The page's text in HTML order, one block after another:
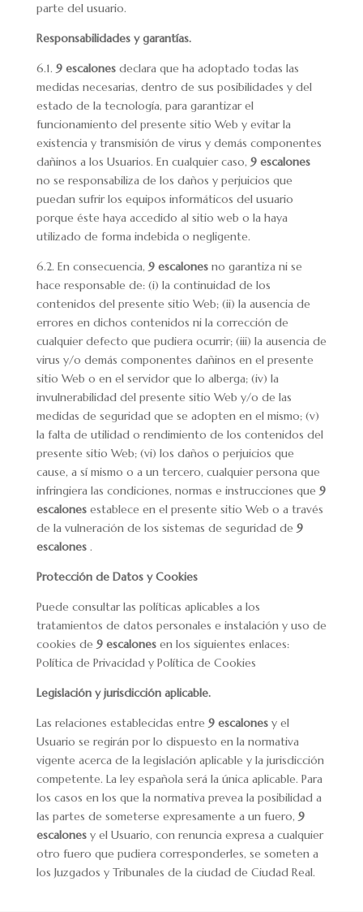
parte del usuario.
Responsabilidades y garantías.
6.1. 9 escalones declara que ha adoptado todas las
medidas necesarias, dentro de sus posibilidades y del
estado de la tecnología, para garantizar el
funcionamiento del presente sitio Web y evitar la
existencia y transmisión de virus y demás componentes
dañinos a los Usuarios. En cualquier caso, 9 escalones
no se responsabiliza de los daños y perjuicios que
puedan sufrir los equipos informáticos del usuario
porque éste haya accedido al sitio web o la haya
utilizado de forma indebida o negligente.
6.2. En consecuencia, 9 escalones no garantiza ni se
hace responsable de: (i) la continuidad de los
contenidos del presente sitio Web; (ii) la ausencia de
errores en dichos contenidos ni la corrección de
cualquier defecto que pudiera ocurrir; (iii) la ausencia de
virus y/o demás componentes dañinos en el presente
sitio Web o en el servidor que lo alberga; (iv) la
invulnerabilidad del presente sitio Web y/o de las
medidas de seguridad que se adopten en el mismo; (v)
la falta de utilidad o rendimiento de los contenidos del
presente sitio Web; (vi) los daños o perjuicios que
cause, a sí mismo o a un tercero, cualquier persona que
infringiera las condiciones, normas e instrucciones que 9
escalones establece en el presente sitio Web o a través
de la vulneración de los sistemas de seguridad de 9
escalones .
Protección de Datos y Cookies
Puede consultar las políticas aplicables a los
tratamientos de datos personales e instalación y uso de
cookies de 9 escalones en los siguientes enlaces:
Política de Privacidad y Política de Cookies
Legislación y jurisdicción aplicable.
Las relaciones establecidas entre 9 escalones y el
Usuario se regirán por lo dispuesto en la normativa
vigente acerca de la legislación aplicable y la jurisdicción
competente. La ley española será la única aplicable. Para
los casos en los que la normativa prevea la posibilidad a
las partes de someterse expresamente a un fuero, 9
escalones y el Usuario, con renuncia expresa a cualquier
otro fuero que pudiera corresponderles, se someten a
los Juzgados y Tribunales de la ciudad de Ciudad Real.